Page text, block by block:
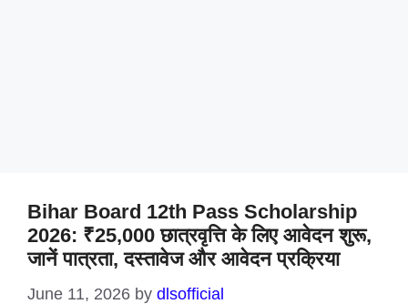
Bihar Board 12th Pass Scholarship
2026: ₹25,000 छात्रवृत्ति के लिए आवेदन शुरू,
जानें पात्रता, दस्तावेज और आवेदन प्रक्रिया
June 11, 2026 by dlsofficial